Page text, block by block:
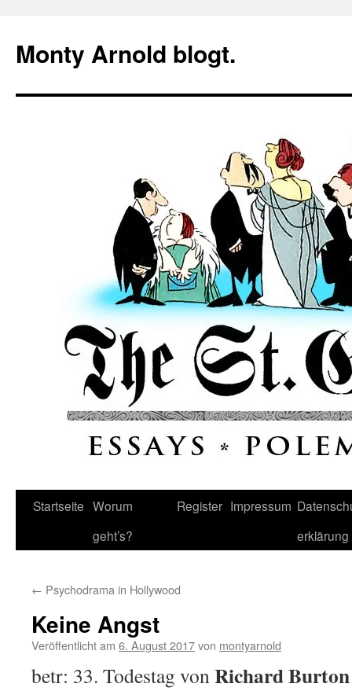
springen
Monty Arnold blogt.
Startseite Worum
geht’s?
Register Impressum
erklärung
← Psychodrama in Hollywood
Keine Angst
Veröffentlicht am 6. August 2017von montyarnold
betr: 33. Todestag vonRichard Burton